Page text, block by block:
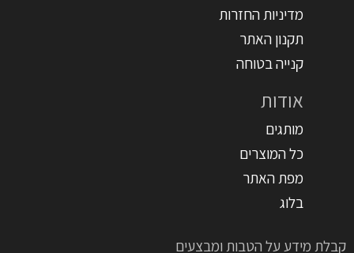
מדיניות החזרות
תקנון האתר
קנייה בטוחה
אודות
מותגים
כל המוצרים
מפת האתר
בלוג
קבלת מידע על הטבות ומבצעים